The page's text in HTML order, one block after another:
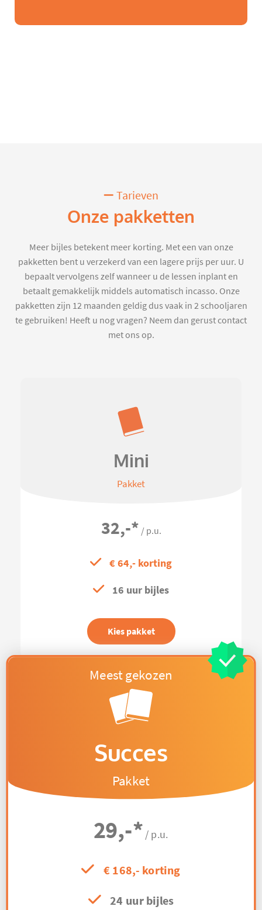
Tarieven
Onze pakketten
Meer bijles betekent meer korting. Met een van onze
pakketten bent u verzekerd van een lagere prijs per uur. U
bepaalt vervolgens zelf wanneer u de lessen inplant en
betaalt gemakkelijk middels automatisch incasso. Onze
pakketten zijn 12 maanden geldig dus vaak in 2 schooljaren
te gebruiken! Heeft u nog vragen? Neem dan gerust contact
met ons op.
Mini
Pakket
32,-* / p.u.
€ 64,- korting
16 uur bijles
Kies pakket
Succes
Pakket
29,-* / p.u.
€ 168,- korting
24 uur bijles